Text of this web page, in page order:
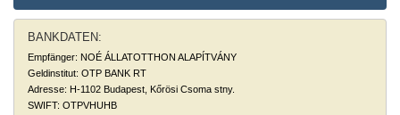
BANKDATEN:
Empfänger: NOÉ ÁLLATOTTHON ALAPÍTVÁNY
Geldinstitut: OTP BANK RT
Adresse: H-1102 Budapest, Kőrösi Csoma stny.
SWIFT: OTPVHUHB